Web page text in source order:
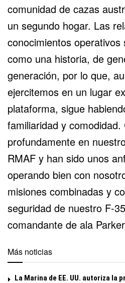
comunidad de cazas
un segundo hogar. Las
conocimientos
como una historia, de
generación, por lo que,
ejercitemos en un lugar
plataforma, sigue
familiaridad y comodidad.
profundamente en
RMAF y han sido unos
operando bien con
misiones combinadas y
seguridad de nuestro F-
comandante de ala
Más noticias
La Marina de EE. UU. autoriza la